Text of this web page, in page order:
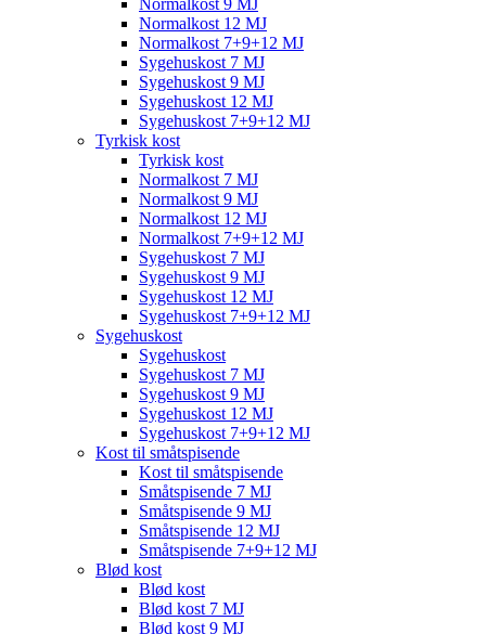
Normalkost 9 MJ
Normalkost 12 MJ
Normalkost 7+9+12 MJ
Sygehuskost 7 MJ
Sygehuskost 9 MJ
Sygehuskost 12 MJ
Sygehuskost 7+9+12 MJ
Tyrkisk kost
Tyrkisk kost
Normalkost 7 MJ
Normalkost 9 MJ
Normalkost 12 MJ
Normalkost 7+9+12 MJ
Sygehuskost 7 MJ
Sygehuskost 9 MJ
Sygehuskost 12 MJ
Sygehuskost 7+9+12 MJ
Sygehuskost
Sygehuskost
Sygehuskost 7 MJ
Sygehuskost 9 MJ
Sygehuskost 12 MJ
Sygehuskost 7+9+12 MJ
Kost til småtspisende
Kost til småtspisende
Småtspisende 7 MJ
Småtspisende 9 MJ
Småtspisende 12 MJ
Småtspisende 7+9+12 MJ
Blød kost
Blød kost
Blød kost 7 MJ
Blød kost 9 MJ